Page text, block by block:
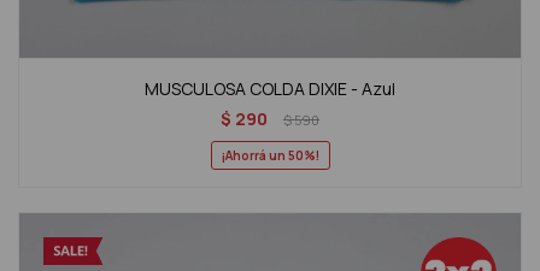
MUSCULOSA COLDA DIXIE - Azul
$ 290 $590
50